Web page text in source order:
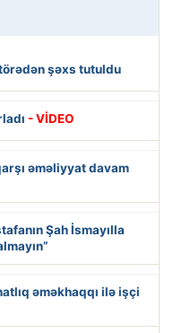
şəxs tutuldu
- VİDEO
əməliyyat davam
Şah İsmayılla
əməkhaqqı ilə işçi